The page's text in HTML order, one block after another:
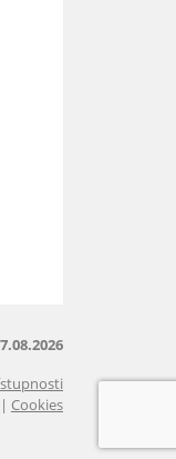
| Cookies